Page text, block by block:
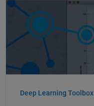
Navegación de panel
Deep Learning Toolbox